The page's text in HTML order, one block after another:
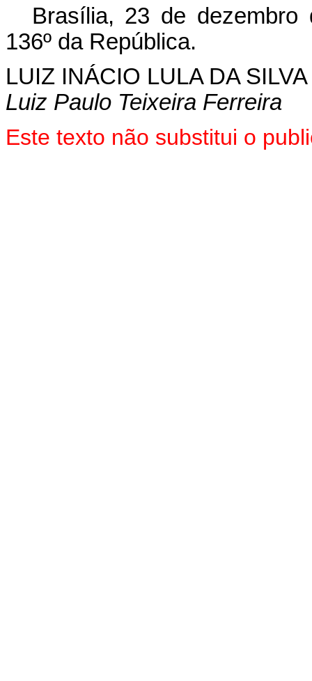
Brasília, 23 de dezembro
136º da República.
LUIZ INÁCIO LULA DA SILVA
Luiz Paulo Teixeira Ferreira
Este texto não substitui o